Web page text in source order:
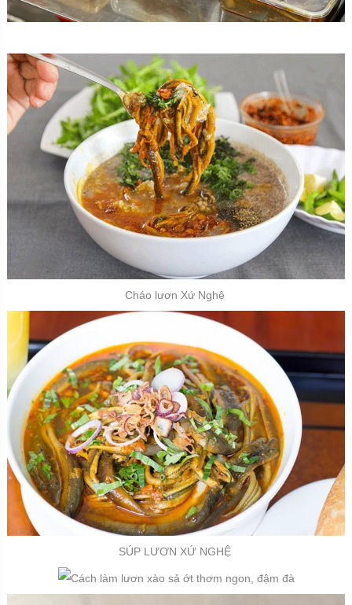
Cháo lươn Xứ Nghệ
SÚP LƯƠN XỨ NGHỆ